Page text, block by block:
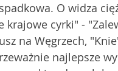
O widza
krajowe cyrki" -
na Węgrzech,
najlepsze